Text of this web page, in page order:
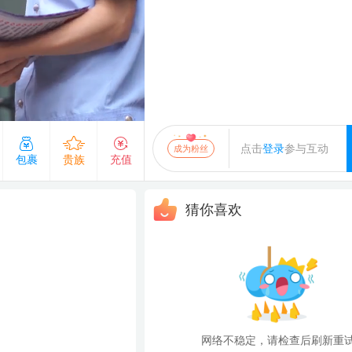
充值
贵族
点击登录 参与互动 发送
成为粉丝
猜你喜欢